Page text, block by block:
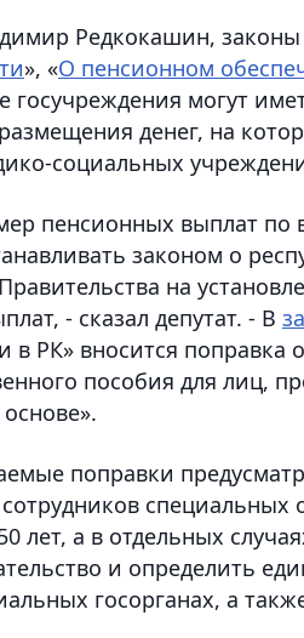
Редкокашин, законы
», «О пенсионном
госучреждения могут
денег, на
социальных
пенсионных выплат
законом о
на
- сказал депутат. - В
в РК» вносится поправка
пособия для лиц,
поправки
лет, а в отдельных
и определить
госорганах, а